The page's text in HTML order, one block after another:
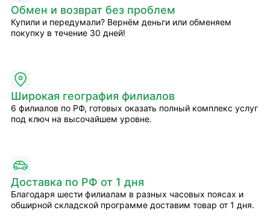
Обмен и возврат без проблем
Купили и передумали? Вернём деньги или обменяем
покупку в течение 30 дней!
Широкая география филиалов
6 филиалов по РФ, готовых оказать полный комплекс услуг
под ключ на высочайшем уровне.
Доставка по РФ от 1 дня
Благодаря шести филиалам в разных часовых поясах и
обширной складской программе доставим товар от 1 дня.